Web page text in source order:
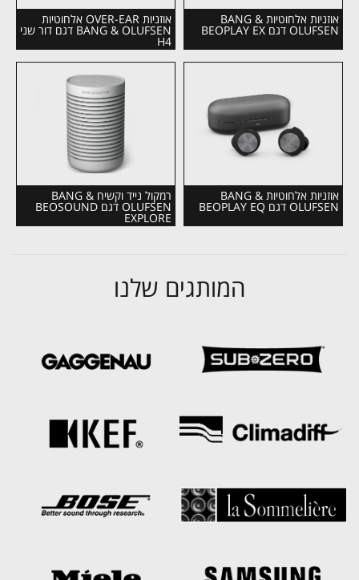
אוזניות אלחוטיות BANG &
OLUFSEN דגם BEOPLAY EX
אוזניות OVER-EAR אלחוטיות
BANG & OLUFSEN דגם דור שני
H4
אוזניות אלחוטיות BANG &
OLUFSEN דגם BEOPLAY EQ
רמקול נייד וקשיח BANG &
OLUFSEN דגם BEOSOUND
EXPLORE
המותגים שלנו